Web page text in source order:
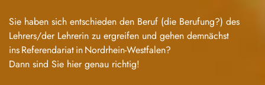
Sie haben sich entschieden den Beruf (die Berufung?) des
Lehrers/der Lehrerin zu ergreifen und gehen demnächst
ins Referendariat in Nordrhein-Westfalen?
Dann sind Sie hier genau richtig!